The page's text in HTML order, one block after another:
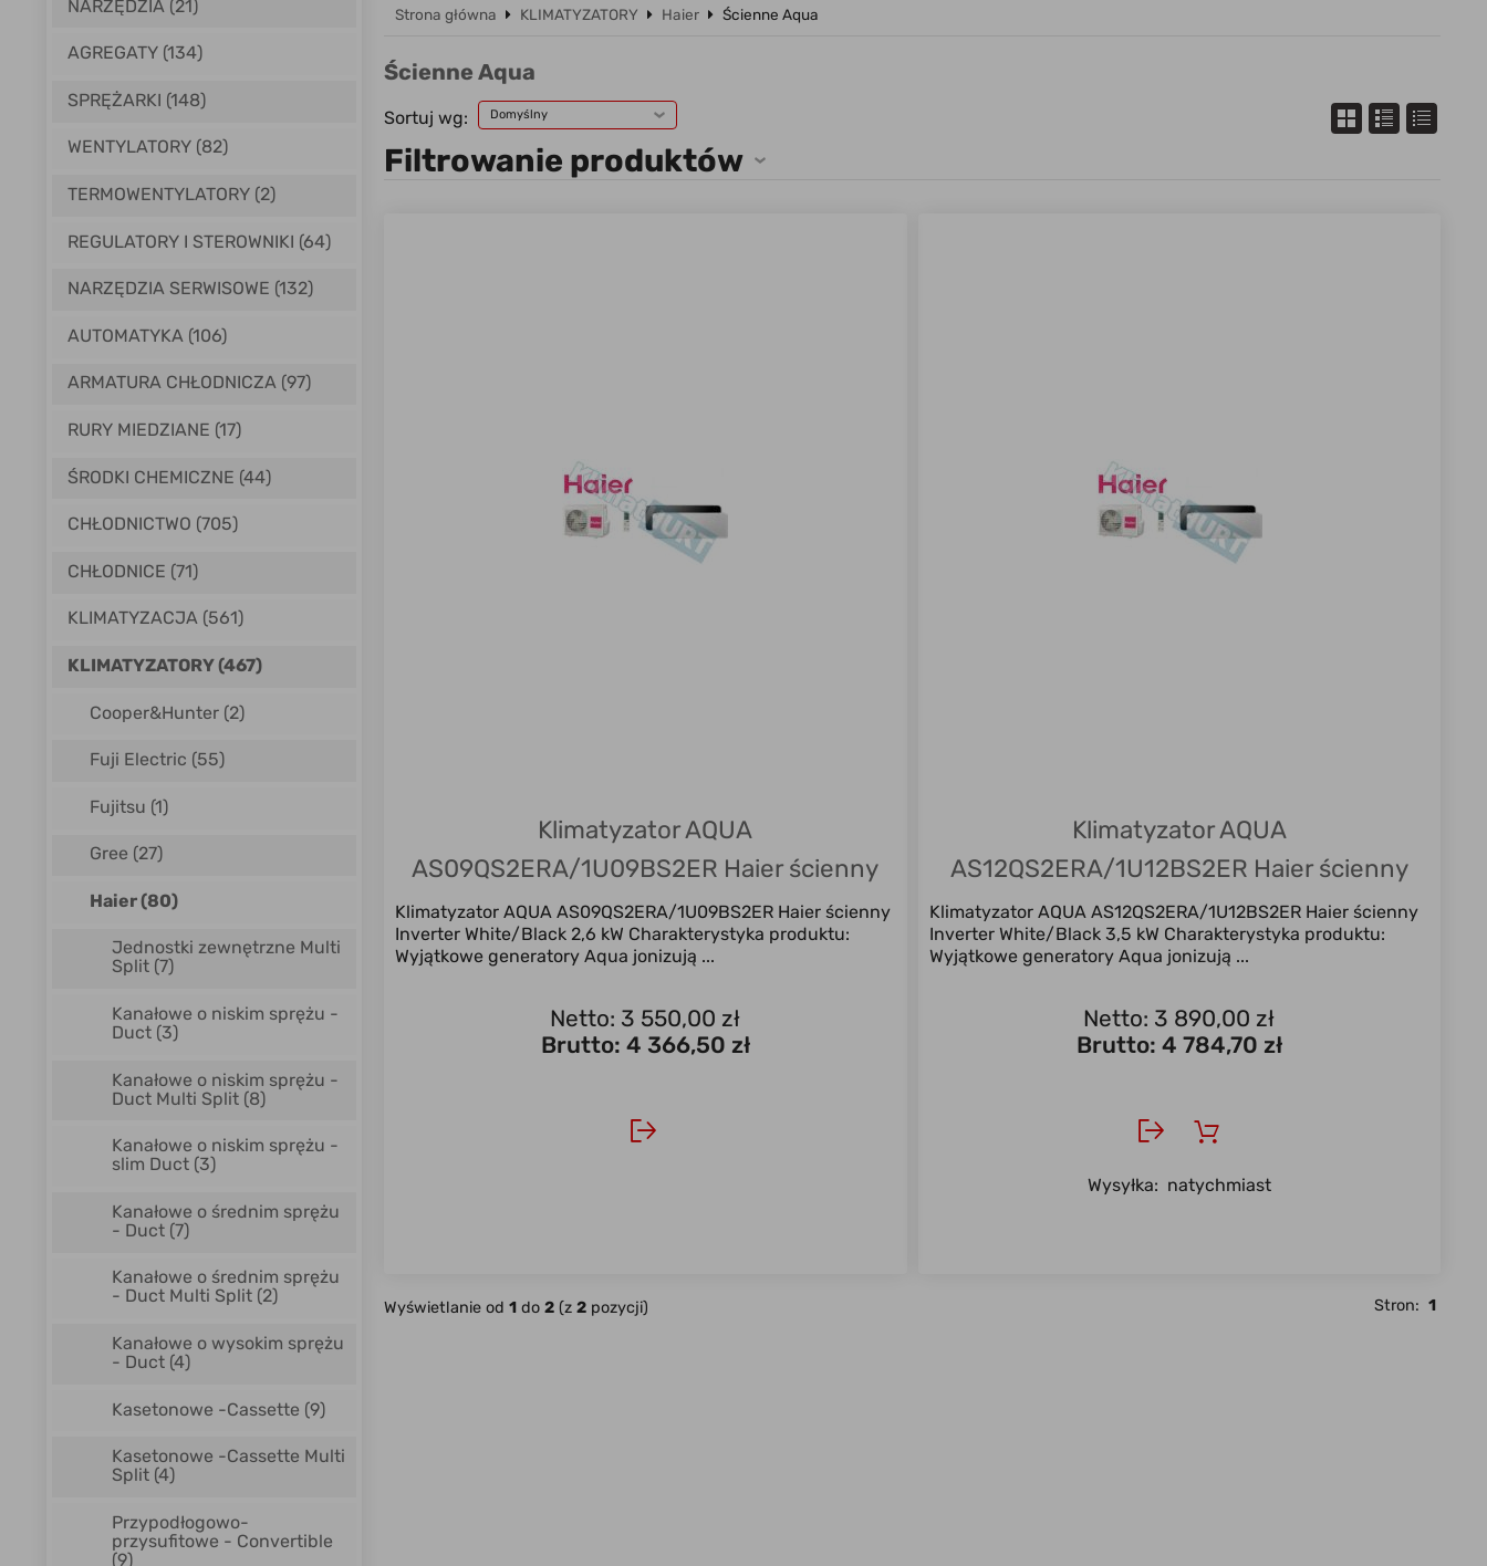
NARZĘDZIA (21)
AGREGATY (134)
SPRĘŻARKI (148)
WENTYLATORY (82)
TERMOWENTYLATORY (2)
REGULATORY I STEROWNIKI (64)
NARZĘDZIA SERWISOWE (132)
AUTOMATYKA (106)
ARMATURA CHŁODNICZA (97)
RURY MIEDZIANE (17)
ŚRODKI CHEMICZNE (44)
CHŁODNICTWO (705)
CHŁODNICE (71)
KLIMATYZACJA (561)
KLIMATYZATORY (467)
Cooper&Hunter (2)
Fuji Electric (55)
Fujitsu (1)
Gree (27)
Haier(80)
Jednostki zewnętrzne Multi
Split (7)
Kanałowe o niskim sprężu -
Duct (3)
Kanałowe o niskim sprężu -
Duct Multi Split (8)
Kanałowe o niskim sprężu -
slim Duct (3)
Kanałowe o średnim sprężu
- Duct (7)
Kanałowe o średnim sprężu
- Duct Multi Split (2)
Kanałowe o wysokim sprężu
- Duct (4)
Kasetonowe -Cassette (9)
Kasetonowe -Cassette Multi
Split (4)
Przypodłogowo-
przysufitowe - Convertible
(9)
Strona główna KLIMATYZATORY Haier Ścienne Aqua
Ścienne Aqua
Sortuj wg: Domyślny
Filtrowanie produktów
Klimatyzator AQUA
AS09QS2ERA/1U09BS2ER Haier ścienny
Inverter White/Black 2,6 kW
Klimatyzator AQUA AS09QS2ERA/1U09BS2ER Haier ścienny
Inverter White/Black 2,6 kW Charakterystyka produktu:
Wyjątkowe generatory Aqua jonizują ...
Netto: 3 550,00 zł
Brutto: 4 366,50 zł
Klimatyzator AQUA
AS12QS2ERA/1U12BS2ER Haier ścienny
Inverter white/black 3,5 kW
Klimatyzator AQUA AS12QS2ERA/1U12BS2ER Haier ścienny
Inverter White/Black 3,5 kW Charakterystyka produktu:
Wyjątkowe generatory Aqua jonizują ...
Netto: 3 890,00 zł
Brutto: 4 784,70 zł
Wysyłka: natychmiast
Wyświetlanie od 1 do 2 (z 2 pozycji) Stron: 1